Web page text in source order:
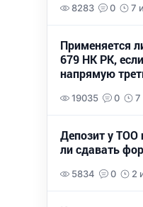
8283 0 7
Применяется
679 НК РК,
напрямую
19035 0 7
Депозит у
ли сдавать
5834 0 2